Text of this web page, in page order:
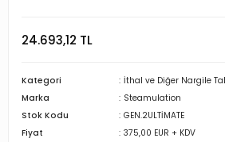
24.693,12 TL
Kategori
İthal ve Diğer Nargile
Marka
Steamulation
Stok Kodu
GEN.2ULTİMATE
Fiyat
375,00 EUR + KDV